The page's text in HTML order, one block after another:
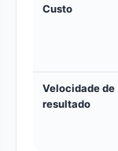
Custo
Velocidade de
resultado